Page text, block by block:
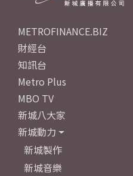
METROFINANCE.BIZ
財經台
知訊台
Metro Plus
MBO TV
新城八大家
新城動力
新城製作
新城音樂